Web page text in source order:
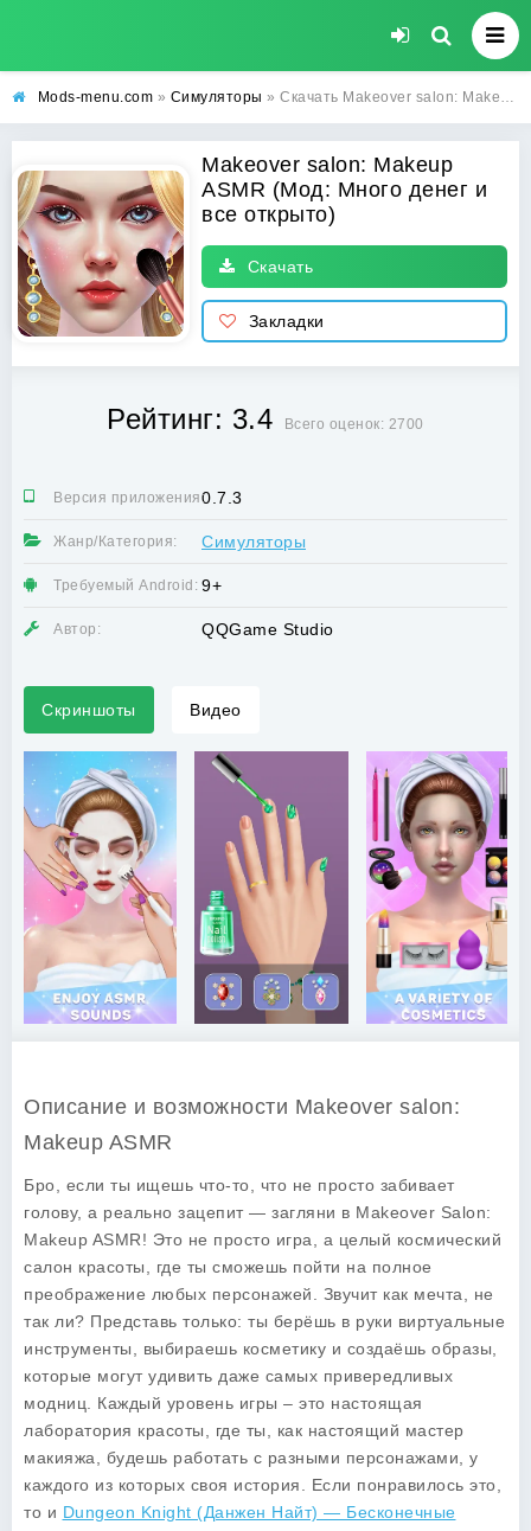
Mods-menu.com » Симуляторы » Скачать Makeover salon: Makeup ASMR взлом (Много денег и все открыто) на андроид
Makeover salon: Makeup
ASMR (Мод: Много денег и
все открыто)
Скачать
Закладки
Рейтинг: 3.4 Всего оценок: 2700
Версия приложения:0.7.3
Жанр/Категория: Симуляторы
Требуемый Android: 9+
Автор: QQGame Studio
Скриншоты Видео
Описание и возможности Makeover salon:
Makeup ASMR
Бро, если ты ищешь что-то, что не просто забивает
голову, а реально зацепит — загляни в Makeover Salon:
Makeup ASMR! Это не просто игра, а целый космический
салон красоты, где ты сможешь пойти на полное
преображение любых персонажей. Звучит как мечта, не
так ли? Представь только: ты берёшь в руки виртуальные
инструменты, выбираешь косметику и создаёшь образы,
которые могут удивить даже самых привередливых
модниц. Каждый уровень игры – это настоящая
лаборатория красоты, где ты, как настоящий мастер
макияжа, будешь работать с разными персонажами, у
каждого из которых своя история. Если понравилось это,
то и Dungeon Knight (Данжен Найт) — Бесконечные